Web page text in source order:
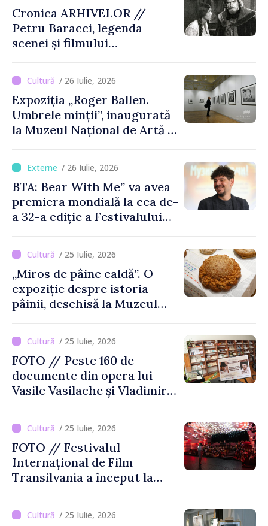
Cronica ARHIVELOR //
Petru Baracci, legenda
scenei și filmului
/ 26 Iulie, 2026
Expoziția „Roger Ballen.
Umbrele minții”, inaugurată
la Muzeul Național de Artă al
/ 26 Iulie, 2026
BTA: Bear With Me” va avea
premiera mondială la cea de-
a 32-a ediție a Festivalului
august
/ 25 Iulie, 2026
„Miros de pâine caldă”. O
expoziție despre istoria
pâinii, deschisă la Muzeul
Moldovei
/ 25 Iulie, 2026
FOTO // Peste 160 de
documente din opera lui
Vasile Vasilache și Vladimir
Biblioteca Națională
/ 25 Iulie, 2026
FOTO // Festivalul
Internațional de Film
Transilvania a început la
/ 25 Iulie, 2026